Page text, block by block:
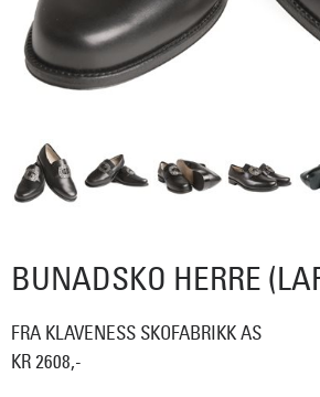
BUNADSKO HERRE
FRA KLAVENESS SKOFABRIKK AS
KR 2608,-